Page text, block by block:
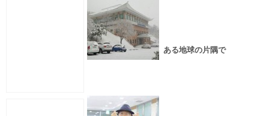
ある地球の片隅で